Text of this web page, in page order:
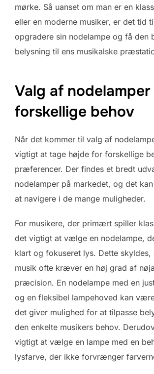
mørke. Så uanset om man er en
eller en moderne musiker, er det tid
opgradere sin nodelampe og få den
belysning til ens musikalske
Valg af
forskellige behov
Når det kommer til valg af
vigtigt at tage højde for forskellige
præferencer. Der findes et bredt
nodelamper på markedet, og det
at navigere i de mange muligheder.
For musikere, der primært spiller
det vigtigt at vælge en nodelampe,
klart og fokuseret lys. Dette skyldes,
musik ofte kræver en høj grad af
præcision. En nodelampe med en
og en fleksibel lampehoved kan
det giver mulighed for at tilpasse
den enkelte musikers behov.
vigtigt at vælge en lampe med en
lysfarve, der ikke forvrænger